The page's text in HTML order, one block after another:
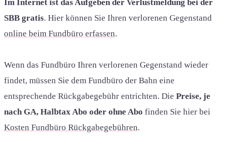
Im Internet ist das Aufgeben der Verlustmeldung bei der
SBB gratis. Hier können Sie Ihren verlorenen Gegenstand
online beim Fundbüro erfassen.
Wenn das Fundbüro Ihren verlorenen Gegenstand wieder
findet, müssen Sie dem Fundbüro der Bahn eine
entsprechende Rückgabegebühr entrichten. Die Preise, je
nach GA, Halbtax Abo oder ohne Abo finden Sie hier bei
Kosten Fundbüro Rückgabegebühren.